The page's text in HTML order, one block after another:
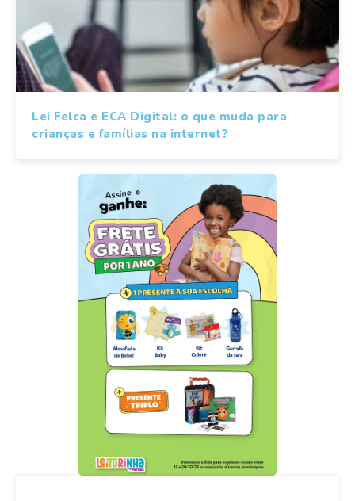
Lei Felca e ECA Digital: o que muda para
crianças e famílias na internet?